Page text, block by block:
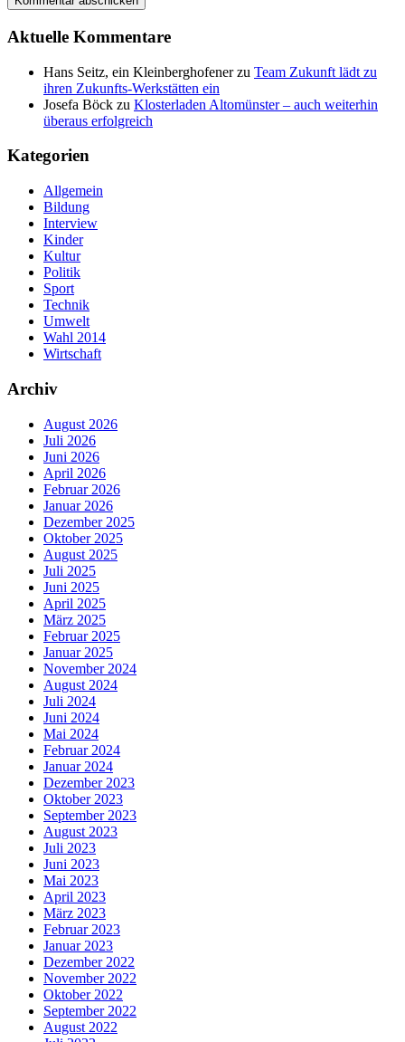
Aktuelle Kommentare
Hans Seitz, ein Kleinberghofenerzu Team Zukunft lädt zu
ihren Zukunfts-Werkstätten ein
Josefa Böck zu Klosterladen Altomünster – auch weiterhin
überaus erfolgreich
Kategorien
Allgemein
Bildung
Interview
Kinder
Kultur
Politik
Sport
Technik
Umwelt
Wahl 2014
Wirtschaft
Archiv
August 2026
Juli 2026
Juni 2026
April 2026
Februar 2026
Januar 2026
Dezember 2025
Oktober 2025
August 2025
Juli 2025
Juni 2025
April 2025
März 2025
Februar 2025
Januar 2025
November 2024
August 2024
Juli 2024
Juni 2024
Mai 2024
Februar 2024
Januar 2024
Dezember 2023
Oktober 2023
September 2023
August 2023
Juli 2023
Juni 2023
Mai 2023
April 2023
März 2023
Februar 2023
Januar 2023
Dezember 2022
November 2022
Oktober 2022
September 2022
August 2022